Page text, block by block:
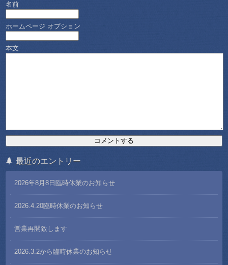
名前
ホームページ オプション
本文
最近のエントリー
2026年8月8日臨時休業のお知らせ
2026.4.20臨時休業のお知らせ
営業再開致します
2026.3.2から臨時休業のお知らせ